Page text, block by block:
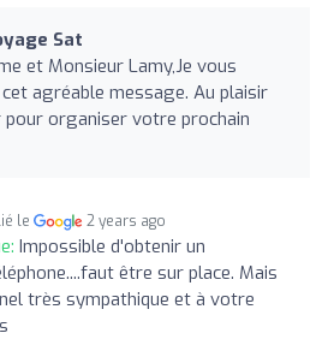
Sat
et Monsieur Lamy,Je vous
agréable message. Au plaisir
organiser votre prochain
le 2 years ago
Impossible d'obtenir un
être sur place. Mais
très sympathique et à votre